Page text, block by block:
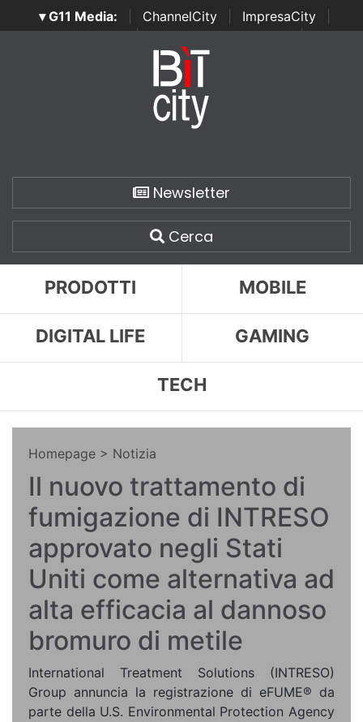
▾ G11 Media: ChannelCity ImpresaCity
SecurityOpenLab | Italian Channel Awards | Italian
Italian Security Awards
Newsletter
Cerca
PRODOTTI MOBILE
DIGITAL LIFE GAMING
TECH
Homepage > Notizia
Il nuovo trattamento di
fumigazione di INTRESO
approvato negli Stati
Uniti come alternativa ad
alta efficacia al dannoso
bromuro di metile
International Treatment Solutions (INTRESO)
Group annuncia la registrazione di eFUME® da
parte della U.S. Environmental Protection Agency